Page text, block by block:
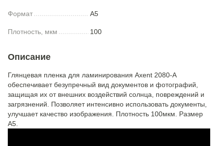
Формат A5
Плотность, мкм 100
Описание
Глянцевая пленка для ламинирования Axent 2080-A
обеспечивает безупречный вид документов и фотографий,
защищая их от внешних воздействий солнца, повреждений и
загрязнений. Позволяет интенсивно использовать документы,
улучшает качество изображения. Плотность 100мкм. Размер
А5.